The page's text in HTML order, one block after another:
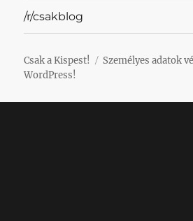
/r/csakblog
Csak a Kispest! Személyes adatok
WordPress!